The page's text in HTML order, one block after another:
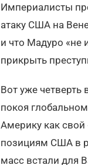
Империалисты
атаку США на
и что Мадуро «не
прикрыть
Вот уже четверть
покоя
Америку как
позициям США в
масс встали для